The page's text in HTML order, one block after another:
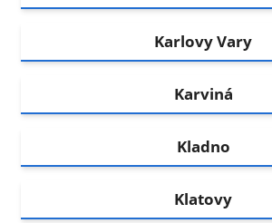
Karlovy Vary
Karviná
Kladno
Klatovy